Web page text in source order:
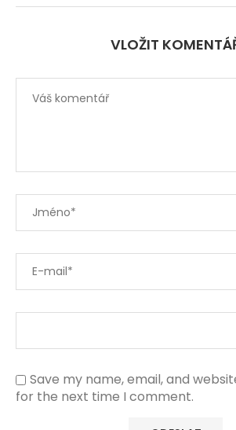
VLOŽIT
Save my name, email, and
for the next time I comment.